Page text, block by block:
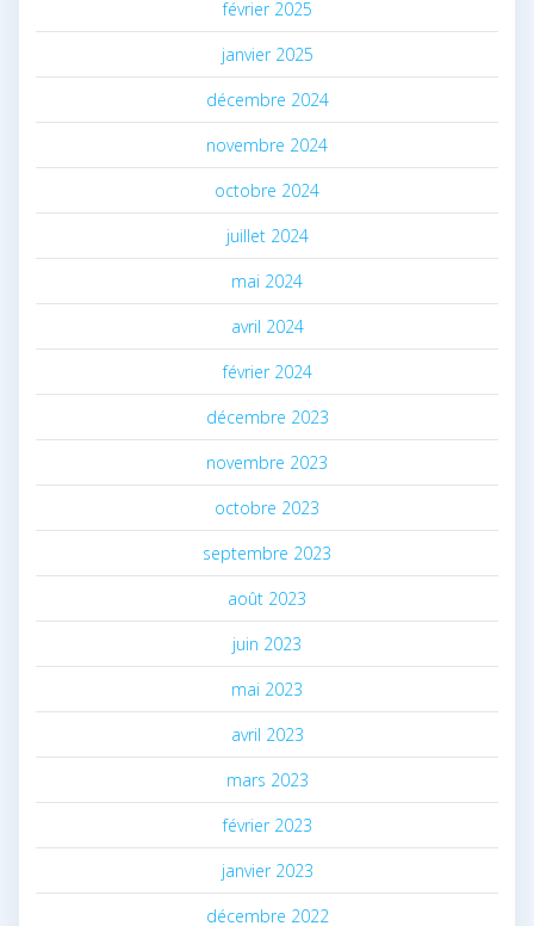
février 2025
janvier 2025
décembre 2024
novembre 2024
octobre 2024
juillet 2024
mai 2024
avril 2024
février 2024
décembre 2023
novembre 2023
octobre 2023
septembre 2023
août 2023
juin 2023
mai 2023
avril 2023
mars 2023
février 2023
janvier 2023
décembre 2022